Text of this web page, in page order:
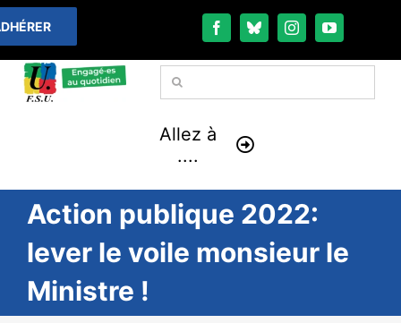
Passer
au
contenu
Rechercher:
Allez à
....
À LA UNE
THÉMATIQUES
LA VIE FÉDÉRALE
Action publique 2022:
lever le voile monsieur le
Ministre !